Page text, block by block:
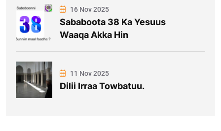
16 Nov 2025
Sababoota 38 Ka Yesuus
Waaqa Akka Hin
11 Nov 2025
Dilii Irraa Towbatuu.